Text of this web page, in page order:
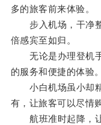
多的旅客前来体验。
步入机场，干净整
倍感宾至如归。
无论是办理登机手
的服务和便捷的体验。
小白机场虽小却精
有，让旅客可以尽情
航班准时起降，让